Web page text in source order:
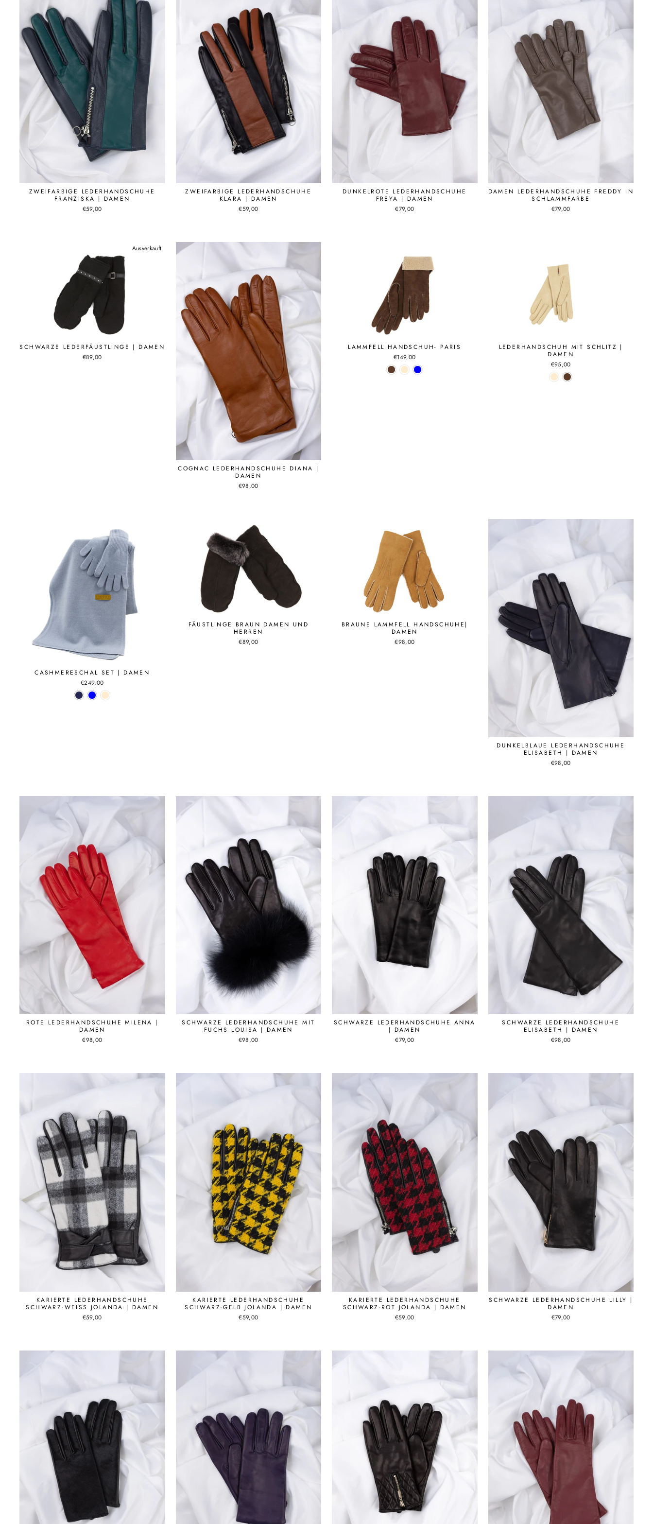
ZWEIFARBIGE LEDERHANDSCHUHE
FRANZISKA | DAMEN
€59,00
ZWEIFARBIGE LEDERHANDSCHUHE
KLARA | DAMEN
€59,00
DUNKELROTE LEDERHANDSCHUHE
FREYA | DAMEN
€79,00
DAMEN LEDERHANDSCHUHE FREDDY IN
SCHLAMMFARBE
€79,00
Ausverkauft
SCHWARZE LEDERFÄUSTLINGE | DAMEN
€89,00
COGNAC LEDERHANDSCHUHE DIANA |
DAMEN
€98,00
LAMMFELL HANDSCHUH- PARIS
€149,00
LEDERHANDSCHUH MIT SCHLITZ |
DAMEN
€95,00
CASHMERESCHAL SET | DAMEN
€249,00
FÄUSTLINGE BRAUN DAMEN UND
HERREN
€89,00
BRAUNE LAMMFELL HANDSCHUHE|
DAMEN
€98,00
DUNKELBLAUE LEDERHANDSCHUHE
ELISABETH | DAMEN
€98,00
ROTE LEDERHANDSCHUHE MILENA |
DAMEN
€98,00
SCHWARZE LEDERHANDSCHUHE MIT
FUCHS LOUISA | DAMEN
€98,00
SCHWARZE LEDERHANDSCHUHE ANNA
| DAMEN
€79,00
SCHWARZE LEDERHANDSCHUHE
ELISABETH | DAMEN
€98,00
KARIERTE LEDERHANDSCHUHE
SCHWARZ-WEISS JOLANDA | DAMEN
€59,00
KARIERTE LEDERHANDSCHUHE
SCHWARZ-GELB JOLANDA | DAMEN
€59,00
KARIERTE LEDERHANDSCHUHE
SCHWARZ-ROT JOLANDA | DAMEN
€59,00
SCHWARZE LEDERHANDSCHUHE LILLY |
DAMEN
€79,00